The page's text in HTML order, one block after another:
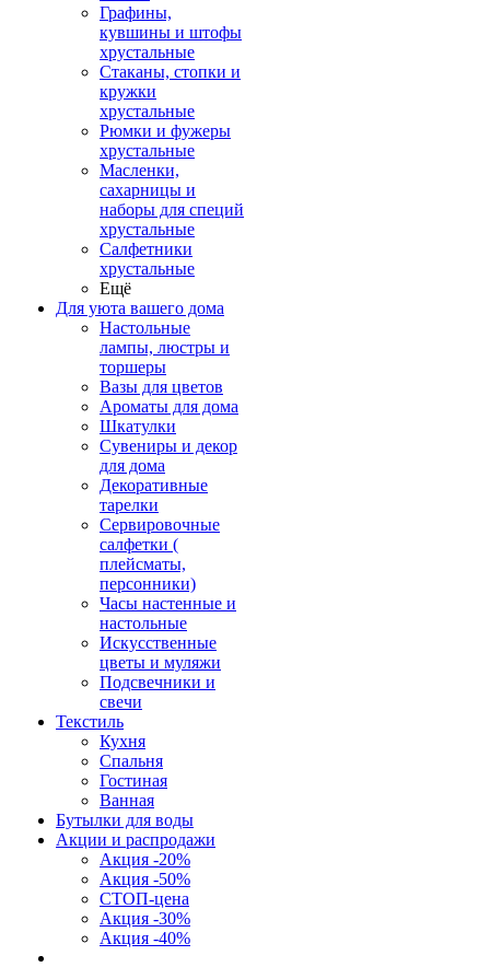
Графины,
кувшины и штофы
хрустальные
Стаканы, стопки и
кружки
хрустальные
Рюмки и фужеры
хрустальные
Масленки,
сахарницы и
наборы для специй
хрустальные
Салфетники
хрустальные
Ещё
Для уюта вашего дома
Настольные
лампы, люстры и
торшеры
Вазы для цветов
Ароматы для дома
Шкатулки
Сувениры и декор
для дома
Декоративные
тарелки
Сервировочные
салфетки (
плейсматы,
персонники)
Часы настенные и
настольные
Искусственные
цветы и муляжи
Подсвечники и
свечи
Текстиль
Кухня
Спальня
Гостиная
Ванная
Бутылки для воды
Акции и распродажи
Акция -20%
Акция -50%
СТОП-цена
Акция -30%
Акция -40%